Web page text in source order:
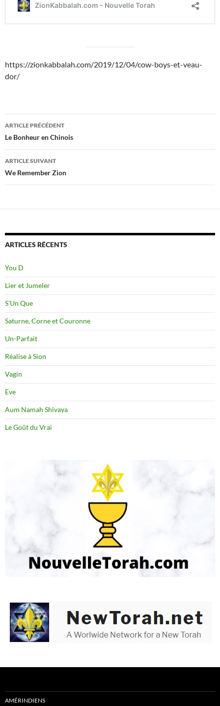
https://zionkabbalah.com/2019/12/04/cow-boys-et-veau-
dor/
Navigation
des
articles
ARTICLE PRÉCÉDENT
Le Bonheur en Chinois
ARTICLE SUIVANT
We Remember Zion
ARTICLES RÉCENTS
You D
Lier et Jumeler
S’Un Que
Saturne, Corne et Couronne
Un-Parfait
Réalise à Sion
Vagin
Eve
Aum Namah Shivaya
Le Goût du Vrai
AMÉRINDIENS